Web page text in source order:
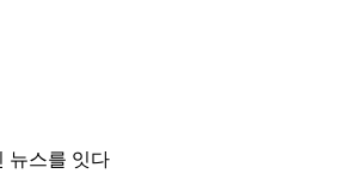
뉴스를 잇다